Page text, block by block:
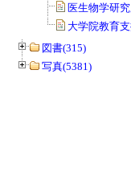
医生物学研
大学院教育
図書(315)
写真(5381)